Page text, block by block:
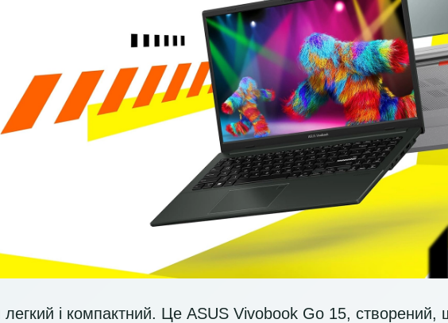
легкий і компактний. Це ASUS Vivobook Go 15, створений,